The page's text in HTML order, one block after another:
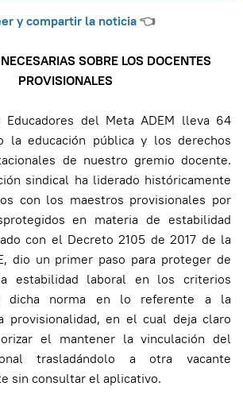
y compartir la noticia👈
SOBRE LOS DOCENTES
PROVISIONALES
Educadores del Meta ADEM lleva 64
la educación pública y los derechos
de nuestro gremio docente.
sindical ha liderado históricamente
con los maestros provisionales por
en materia de estabilidad
con el Decreto 2105 de 2017 de la
dio un primer paso para proteger de
estabilidad laboral en los criterios
dicha norma en lo referente a la
provisionalidad, en el cual deja claro
el mantener la vinculación del
trasladándolo a otra vacante
sin consultar el aplicativo.